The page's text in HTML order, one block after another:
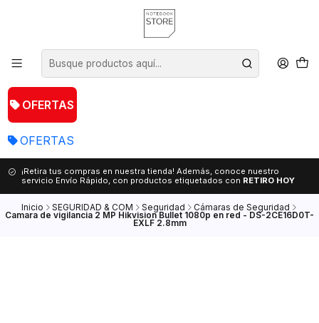
OFERTAS
OFERTAS
¡Retira tus compras en nuestra tienda! Además, conoce nuestro
servicio Envío Rápido, con productos etiquetados con RETIRO HOY
Inicio SEGURIDAD & COM Seguridad Cámaras de Seguridad
Camara de vigilancia 2 MP Hikvision Bullet 1080p en red - DS-2CE16D0T-
EXLF 2.8mm